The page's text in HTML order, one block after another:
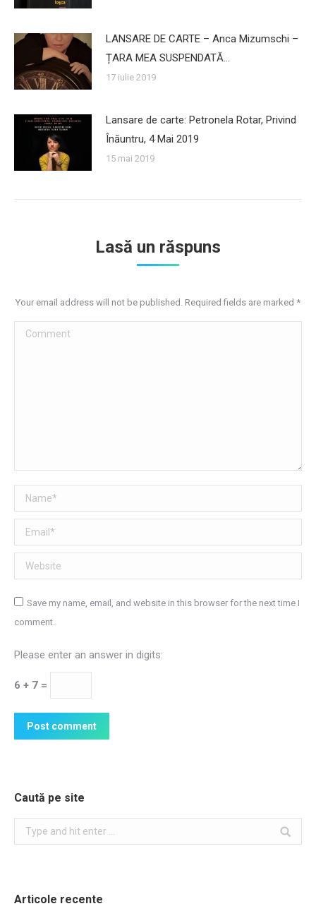
LANSARE DE CARTE – Anca Mizumschi –
ȚARA MEA SUSPENDATĂ…
17 iulie 2019
Lansare de carte: Petronela Rotar, Privind
Înăuntru, 4 Mai 2019
15 mai 2019
Lasă un răspuns
Your email address will not be published. Required fields are marked *
Comment
Name *
Email *
Website
Save my name, email, and website in this browser for the next time I
comment.
Please enter an answer in digits:
6 + 7 =
Post comment
Caută pe site
Search:
Articole recente